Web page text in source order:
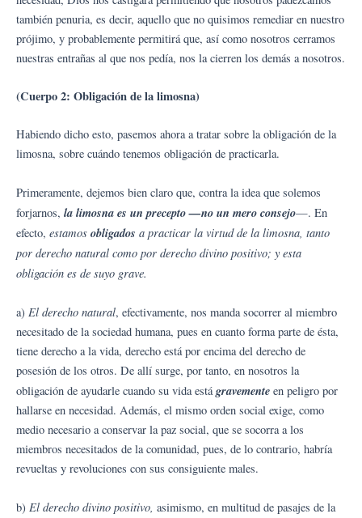
también penuria, es decir, aquello que no quisimos remediar en nuestro
prójimo, y probablemente permitirá que, así como nosotros cerramos
nuestras entrañas al que nos pedía, nos la cierren los demás a nosotros.
(Cuerpo 2: Obligación de la limosna)
Habiendo dicho esto, pasemos ahora a tratar sobre la obligación de la
limosna, sobre cuándo tenemos obligación de practicarla.
Primeramente, dejemos bien claro que, contra la idea que solemos
forjarnos, la limosna es un precepto —no un mero consejo—. En
efecto, estamos obligados a practicar la virtud de la limosna, tanto
por derecho natural como por derecho divino positivo; y esta
obligación es de suyo grave.
a) El derecho natural, efectivamente, nos manda socorrer al miembro
necesitado de la sociedad humana, pues en cuanto forma parte de ésta,
tiene derecho a la vida, derecho está por encima del derecho de
posesión de los otros. De allí surge, por tanto, en nosotros la
obligación de ayudarle cuando su vida estágravemente en peligro por
hallarse en necesidad. Además, el mismo orden social exige, como
medio necesario a conservar la paz social, que se socorra a los
miembros necesitados de la comunidad, pues, de lo contrario, habría
revueltas y revoluciones con sus consiguiente males.
b) El derecho divino positivo, asimismo, en multitud de pasajes de la